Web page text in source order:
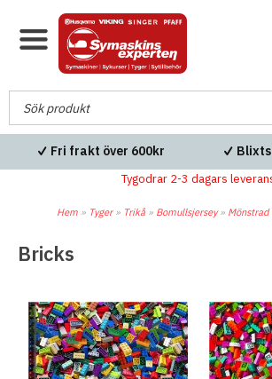
Fri frakt över 600kr
Tygodrar 2-3 dagars
Hem » Tyger» Trikå » Bomullsjersey» Mönstrad
Bricks